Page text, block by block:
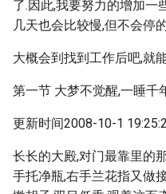
了.因此,我要努力的增加一
几天也会比较慢,但不会停
大概会到找到工作后吧,就
第一节 大梦不觉醒,一睡千
更新时间2008-10-1
长长的大殿,对门最靠里的
手托净瓶,右手兰花指又做